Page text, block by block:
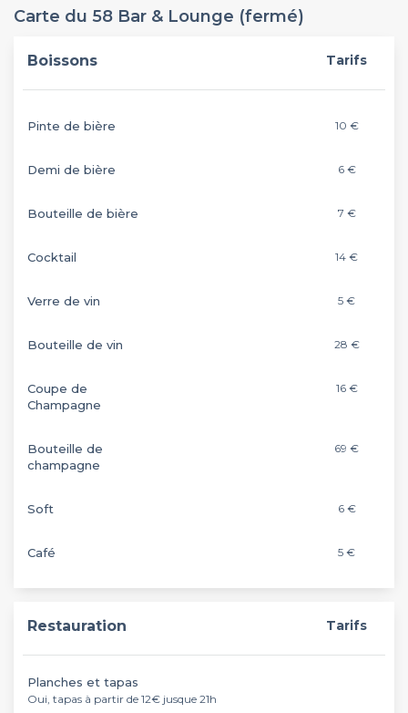
Carte du 58 Bar & Lounge (fermé)
Boissons Tarifs
Pinte de bière 10 €
Demi de bière 6 €
Bouteille de bière 7 €
Cocktail 14 €
Verre de vin 5 €
Bouteille de vin 28 €
Coupe de
Champagne
16 €
Bouteille de
champagne
69 €
Soft 6 €
Café 5 €
Restauration Tarifs
Planches et tapas
Oui, tapas à partir de 12€ jusque 21h